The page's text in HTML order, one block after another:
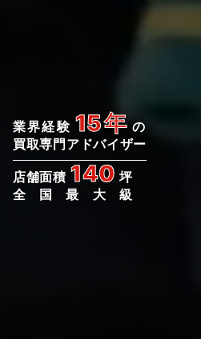
業界経験 15年 の
買取専門アドバイザー
店舗面積 140 坪
全国最大級